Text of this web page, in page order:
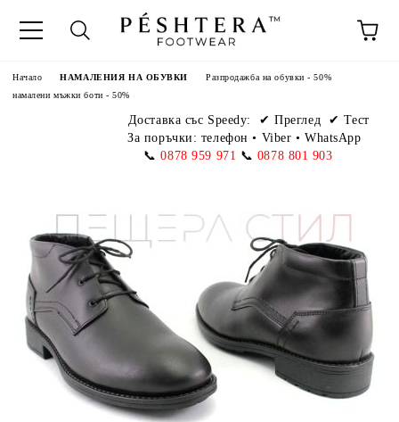
Начало НАМАЛЕНИЯ НА ОБУВКИ
Разпродажба на обувки - 50%
намалени мъжки боти - 50%
Доставка със Speedy:
✔ Преглед ✔ Тест
За поръчки: телефон• Viber • WhatsApp
📞 0878 959 971 📞 0878 801 903